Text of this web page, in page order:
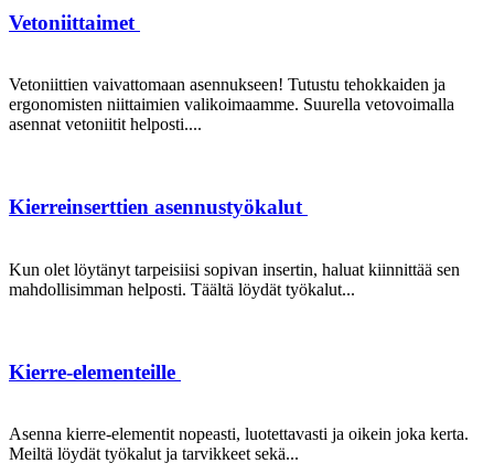
Vetoniittaimet
Vetoniittien vaivattomaan asennukseen! Tutustu tehokkaiden ja
ergonomisten niittaimien valikoimaamme. Suurella vetovoimalla
asennat vetoniitit helposti....
Kierreinserttien asennustyökalut
Kun olet löytänyt tarpeisiisi sopivan insertin, haluat kiinnittää sen
mahdollisimman helposti. Täältä löydät työkalut...
Kierre-elementeille
Asenna kierre-elementit nopeasti, luotettavasti ja oikein joka kerta.
Meiltä löydät työkalut ja tarvikkeet sekä...